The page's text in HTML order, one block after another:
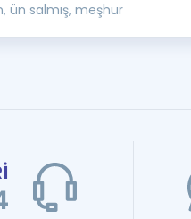
ün salmış, meşhur